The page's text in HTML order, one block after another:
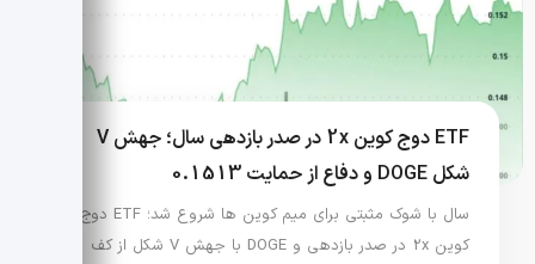
ETF دوج کوین 2x در صدر بازدهی سال؛ جهش V
شکل DOGE و دفاع از حمایت 0.1513
سال با شوک مثبتی برای میم کوین ها شروع شد؛ ETF دوج
کوین 2x در صدر بازدهی و DOGE با جهش V شکل از کف